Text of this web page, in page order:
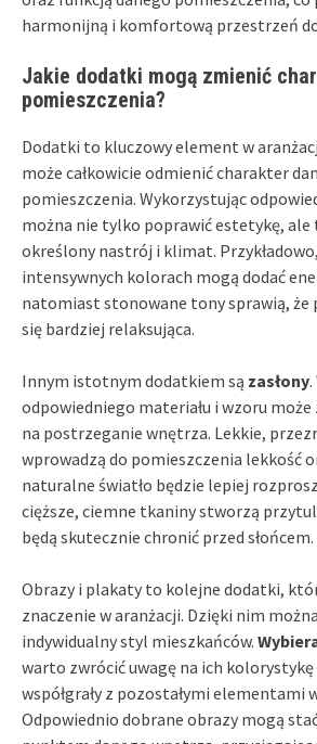
harmonijną i komfortową przestrzeń
Jakie dodatki mogą zmienić
pomieszczenia?
Dodatki to kluczowy element w
może całkowicie odmienić charakter
pomieszczenia. Wykorzystując
można nie tylko poprawić estetykę, ale
określony nastrój i klimat. Przykładowo,
intensywnych kolorach mogą dodać
natomiast stonowane tony sprawią, że
się bardziej relaksująca.
Innym istotnym dodatkiem są zasłony
odpowiedniego materiału i wzoru może
na postrzeganie wnętrza. Lekkie,
wprowadzą do pomieszczenia lekkość
naturalne światło będzie lepiej
cięższe, ciemne tkaniny stworzą
będą skutecznie chronić przed słońcem.
Obrazy i plakaty to kolejne dodatki,
znaczenie w aranżacji. Dzięki nim
indywidualny styl mieszkańców.
warto zwrócić uwagę na ich
współgrały z pozostałymi elementami
Odpowiednio dobrane obrazy mogą